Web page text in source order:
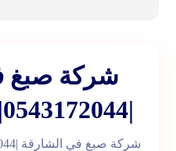
شركة صبغ
|0543172044| صباغ رخيص